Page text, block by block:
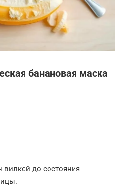
банановая маска
вилкой до состояния